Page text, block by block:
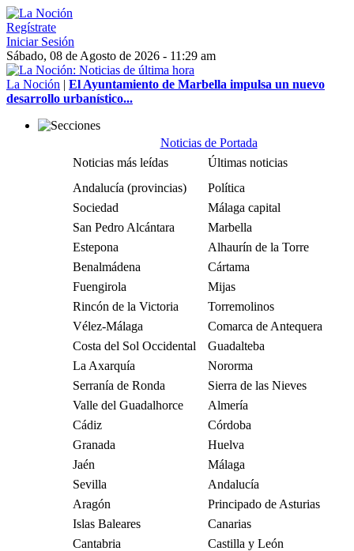
Regístrate
Iniciar Sesión
Sábado, 08 de Agosto de 2026 - 11:29 am
La Noción | El Ayuntamiento de Marbella impulsa un nuevo
desarrollo urbanístico...
Noticias de Portada
Noticias más leídas
Últimas noticias
Andalucía (provincias)
Política
Sociedad
Málaga capital
San Pedro Alcántara
Marbella
Estepona
Alhaurín de la Torre
Benalmádena
Cártama
Fuengirola
Mijas
Rincón de la Victoria
Torremolinos
Vélez-Málaga
Comarca de Antequera
Costa del Sol Occidental
Guadalteba
La Axarquía
Nororma
Serranía de Ronda
Sierra de las Nieves
Valle del Guadalhorce
Almería
Cádiz
Córdoba
Granada
Huelva
Jaén
Málaga
Sevilla
Andalucía
Aragón
Principado de Asturias
Islas Baleares
Canarias
Cantabria
Castilla y León